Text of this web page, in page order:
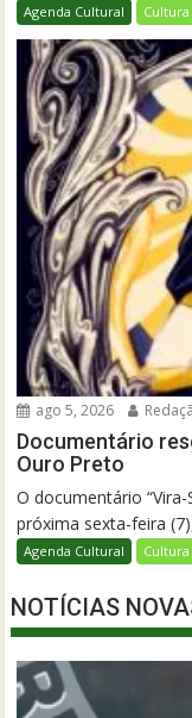
Agenda Cultural Cultura
ago 5, 2026
Documentário
Ouro Preto
O documentário
próxima sexta-feira
Agenda Cultural Cultura
NOTÍCIAS